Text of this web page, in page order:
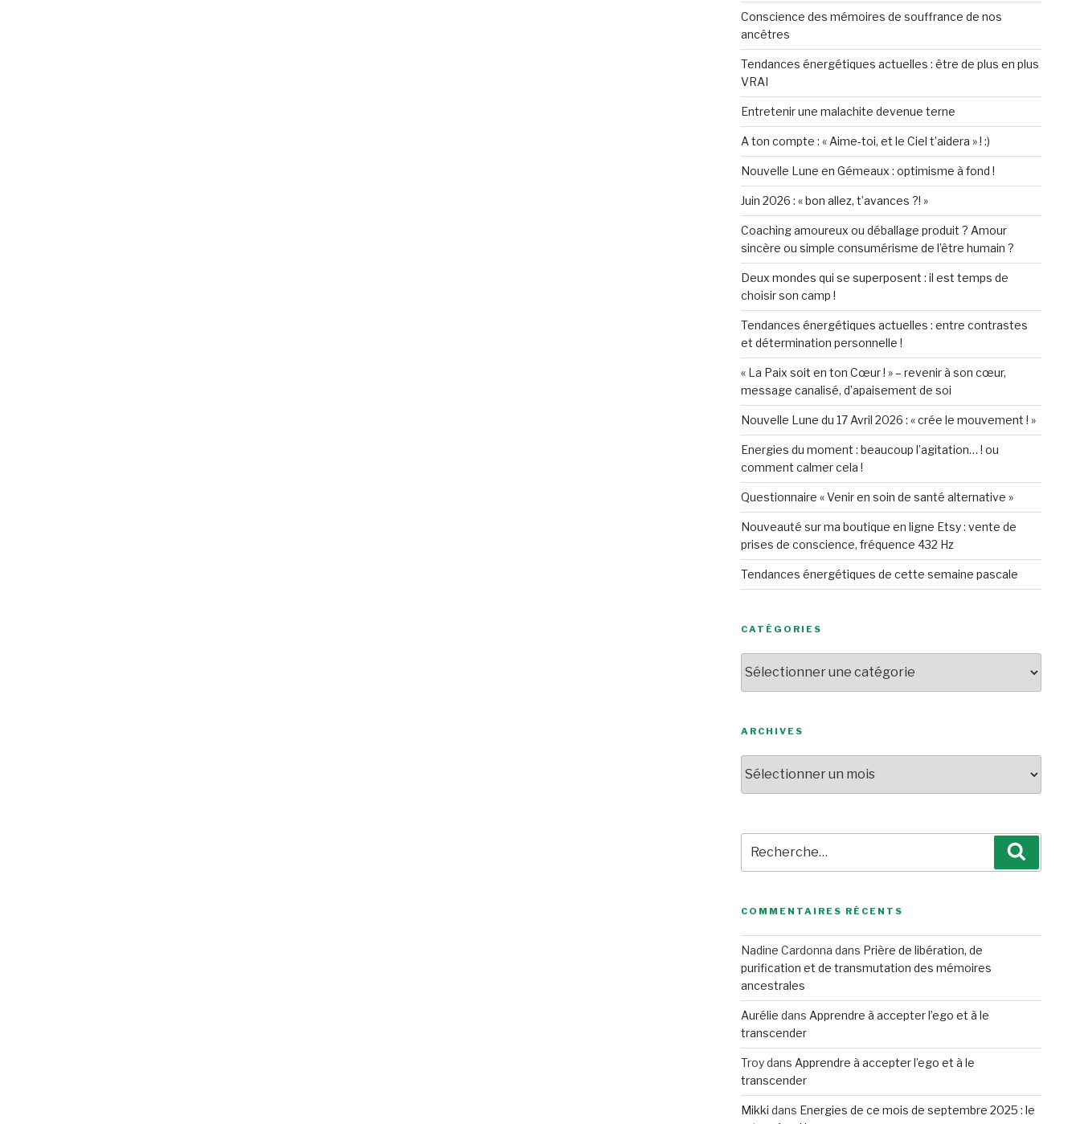
Conscience des mémoires de souffrance de nos
ancêtres
Tendances énergétiques actuelles : être de plus en plus
VRAI
Entretenir une malachite devenue terne
A ton compte : « Aime-toi, et le Ciel t’aidera » ! :)
Nouvelle Lune en Gémeaux : optimisme à fond !
Juin 2026 : « bon allez, t’avances ?! »
Coaching amoureux ou déballage produit ? Amour
sincère ou simple consumérisme de l’être humain ?
Deux mondes qui se superposent : il est temps de
choisir son camp !
Tendances énergétiques actuelles : entre contrastes
et détermination personnelle !
« La Paix soit en ton Cœur ! » – revenir à son cœur,
message canalisé, d’apaisement de soi
Nouvelle Lune du 17 Avril 2026 : « crée le mouvement ! »
Energies du moment : beaucoup l’agitation… ! ou
comment calmer cela !
Questionnaire « Venir en soin de santé alternative »
Nouveauté sur ma boutique en ligne Etsy : vente de
prises de conscience, fréquence 432 Hz
Tendances énergétiques de cette semaine pascale
CATÉGORIES
ARCHIVES
pour
:
COMMENTAIRES RÉCENTS
Nadine Cardonna dans Prière de libération, de
purification et de transmutation des mémoires
ancestrales
Aurélie dans Apprendre à accepter l’ego et à le
transcender
Troydans Apprendre à accepter l’ego et à le
transcender
Mikki dans Energies de ce mois de septembre 2025 : le